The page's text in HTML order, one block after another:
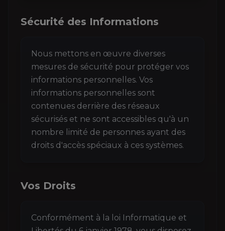
Sécurité des Informations
Nous mettons en œuvre diverses
mesures de sécurité pour protéger vos
informations personnelles. Vos
informations personnelles sont
contenues derrière des réseaux
sécurisés et ne sont accessibles qu'à un
nombre limité de personnes ayant des
droits d'accès spéciaux à ces systèmes.
Vos Droits
Conformément à la loi Informatique et